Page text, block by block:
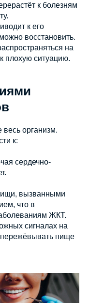
к болезням
к его
восстановить.
на
плохую ситуацию.
организм.
к:
сердечно-
вызванными
что в
ЖКТ.
сигналах на
пережёвывать пище